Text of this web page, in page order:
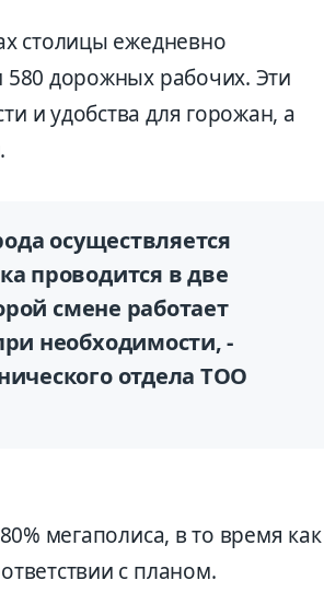
столицы ежедневно
580 дорожных рабочих. Эти
и удобства для горожан, а
осуществляется
проводится в две
смене работает
необходимости, -
отдела ТОО
мегаполиса, в то время как
с планом.